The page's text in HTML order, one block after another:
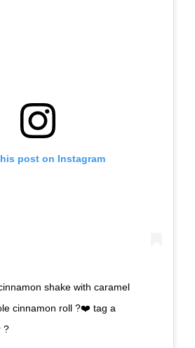
post on Instagram
shake with caramel
cinnamon roll ?❤️ tag a
?